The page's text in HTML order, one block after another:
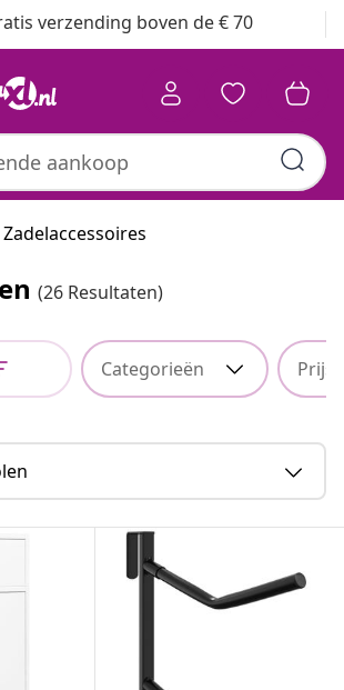
verzending boven de € 70
(26 Resultaten)
Categorieën Prijs